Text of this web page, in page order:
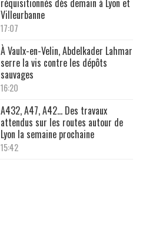
Villeurbanne
17:07
À Vaulx-en-Velin, Abdelkader Lahmar
serre la vis contre les dépôts
sauvages
16:20
A432, A47, A42… Des travaux
attendus sur les routes autour de
Lyon la semaine prochaine
15:42